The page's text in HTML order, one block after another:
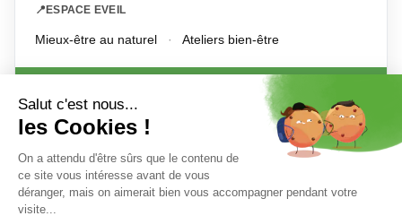
📍ESPACE EVEIL
Mieux-être au naturel · Ateliers bien-être
+